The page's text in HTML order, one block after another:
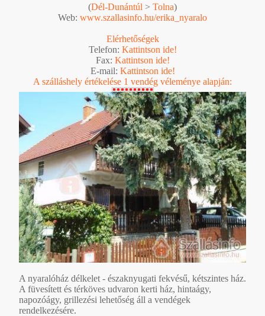
(Dél-Dunántúl > Tolna)
Web: www.szallasinfo.hu/erika_nyaralo
Elérhetőségek
Telefon: Kattintson ide!
Fax: Kattintson ide!
E-mail: Kattintson ide!
A szálláshely értékelése 1 vendég véleménye alapján:
A nyaralóház délkelet - északnyugati fekvésű, kétszintes ház.
A füvesített és térköves udvaron kerti ház, hintaágy,
napozóágy, grillezési lehetőség áll a vendégek
rendelkezésére.